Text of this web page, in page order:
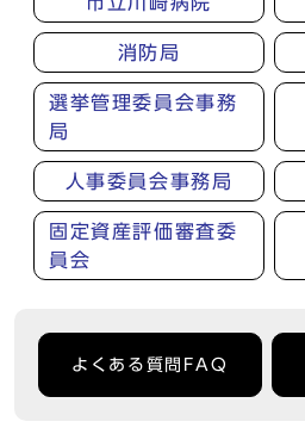
消防局
選挙管理委員会事務
局
人事委員会事務局
固定資産評価審査委
員会
よくある質問FAQ